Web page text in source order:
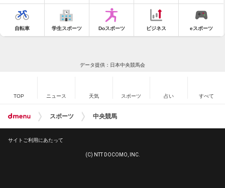
自転車 学生スポーツ Doスポーツ ビジネス eスポーツ
データ提供：日本中央競馬会
TOP ニュース 天気 スポーツ 占い すべて
スポーツ 中央競馬
サイトご利用にあたって
(C) NTT DOCOMO, INC.